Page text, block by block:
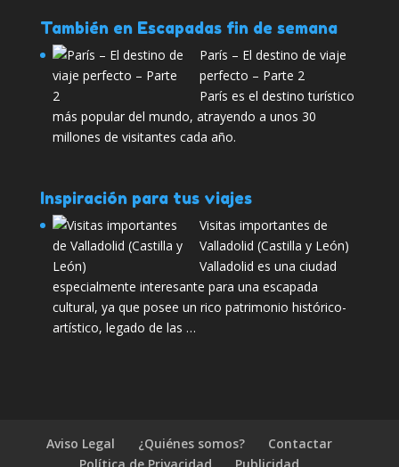
También en Escapadas fin de semana
París – El destino de viaje
perfecto – Parte 2
París es el destino turístico
más popular del mundo, atrayendo a unos 30
millones de visitantes cada año.
Inspiración para tus viajes
Visitas importantes de
Valladolid (Castilla y León)
Valladolid es una ciudad
especialmente interesante para una escapada
cultural, ya que posee un rico patrimonio histórico-
artístico, legado de las …
Aviso Legal ¿Quiénes somos?
Contactar
Política de Privacidad
Publicidad